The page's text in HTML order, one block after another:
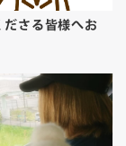
ださる皆様へお